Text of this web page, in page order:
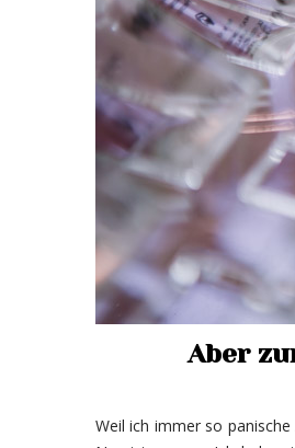
Aber
Weil ich immer so